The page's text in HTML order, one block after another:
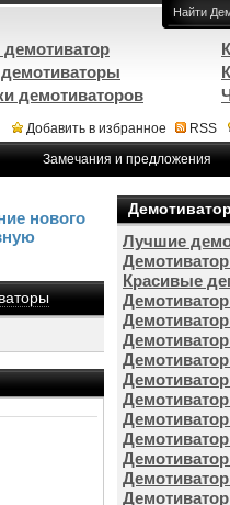
Добавить в избранное RSS
Замечания и предложения
нового
Лучшие
Красивые
демотиватор
демотиваторов